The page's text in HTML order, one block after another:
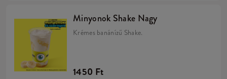
Minyonok Shake Nagy
Krémes banánízű Shake.
1450 Ft